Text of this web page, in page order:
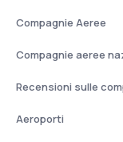
Compagnie Aeree
Compagnie aeree
Recensioni sulle
Aeroporti